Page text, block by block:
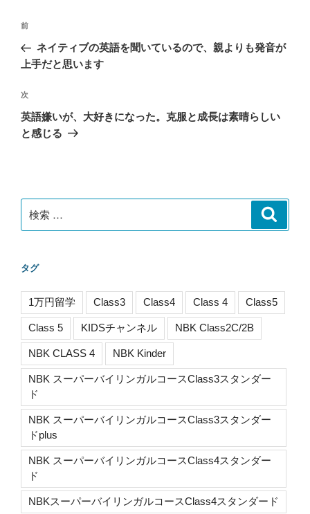
投
ナ
ゲ
ー
シ
過
去
の
稿
前
ネイティブの英語を聞いているので、親よりも発音が
上手だと思います
次
の
投
次
英語嫌いが、大好きになった。克服と成長は素晴らしい
と感じる
索:
タグ
1万円留学 Class3 Class4 Class 4 Class5
Class 5 KIDSチャンネル NBK Class2C/2B
NBK CLASS 4 NBK Kinder
NBK スーパーバイリンガルコースClass3スタンダー
ド
NBK スーパーバイリンガルコースClass3スタンダー
ドplus
NBK スーパーバイリンガルコースClass4スタンダー
ド
NBKスーパーバイリンガルコースClass4スタンダード